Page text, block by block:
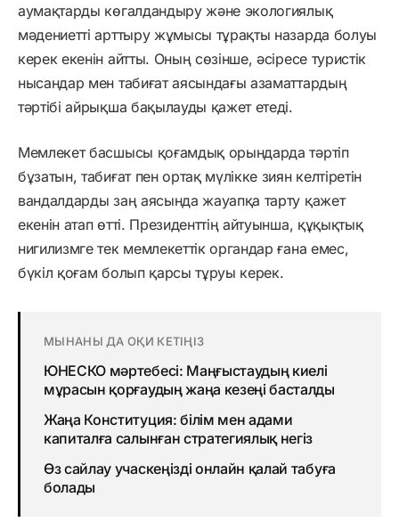
аумақтарды көгалдандыру және экологиялық
мәдениетті арттыру жұмысы тұрақты назарда болуы
керек екенін айтты. Оның сөзінше, әсіресе туристік
нысандар мен табиғат аясындағы азаматтардың
тәртібі айрықша бақылауды қажет етеді.
Мемлекет басшысы қоғамдық орындарда тәртіп
бұзатын, табиғат пен ортақ мүлікке зиян келтіретін
вандалдарды заң аясында жауапқа тарту қажет
екенін атап өтті. Президенттің айтуынша, құқықтық
нигилизмге тек мемлекеттік органдар ғана емес,
бүкіл қоғам болып қарсы тұруы керек.
МЫНАНЫ ДА ОҚИ КЕТІҢІЗ
ЮНЕСКО мәртебесі: Маңғыстаудың киелі
мұрасын қорғаудың жаңа кезеңі басталды
Жаңа Конституция: білім мен адами
капиталға салынған стратегиялық негіз
Өз сайлау учаскеңізді онлайн қалай табуға
болады